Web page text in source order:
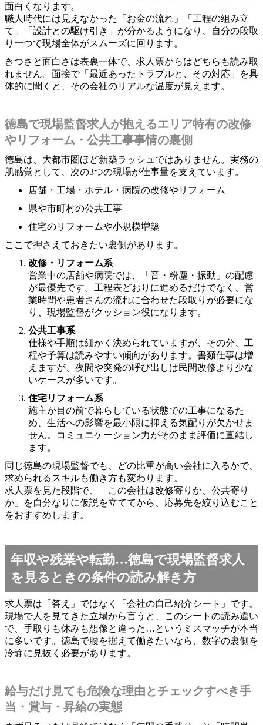
面白くなります。
職人時代には見えなかった「お金の流れ」「工程の組み立
て」「設計との駆け引き」が分かるようになり、自分の段取
り一つで現場全体がスムーズに回ります。
きつさと面白さは表裏一体で、求人票からはどちらも読み取
れません。面接で「最近あったトラブルと、その対応」を具
体的に聞くと、その会社のリアルな温度が見えます。
徳島で現場監督求人が抱えるエリア特有の改修
やリフォーム・公共工事事情の裏側
徳島は、大都市圏ほど新築ラッシュではありません。実務の
肌感覚として、次の3つの現場が仕事量を支えています。
店舗・工場・ホテル・病院の改修やリフォーム
県や市町村の公共工事
住宅のリフォームや小規模増築
ここで押さえておきたい裏側があります。
改修・リフォーム系
営業中の店舗や病院では、「音・粉塵・振動」の配慮
が最優先です。工程表どおりに進めるだけでなく、営
業時間や患者さんの流れに合わせた段取りが必要にな
り、現場監督がクッション役になります。
公共工事系
仕様や手順は細かく決められていますが、その分、工
程や予算は読みやすい傾向があります。書類仕事は増
えますが、夜間や突発の呼び出しは民間改修より少な
いケースが多いです。
住宅リフォーム系
施主が目の前で暮らしている状態での工事になるた
め、生活への影響を最小限に抑える気配りが欠かせま
せん。コミュニケーション力がそのまま評価に直結し
ます。
同じ徳島の現場監督でも、どの比重が高い会社に入るかで、
求められるスキルも働き方も変わります。
求人票を見た段階で、「この会社は改修寄りか、公共寄り
か」を自分なりに仮説を立ててから、応募先を絞り込むこと
をおすすめします。
年収や残業や転勤…徳島で現場監督求人
を見るときの条件の読み解き方
求人票は「答え」ではなく「会社の自己紹介シート」です。
現場で人を見てきた立場から言うと、このシートの読み違い
で、手取りも休みも想像と違った…というミスマッチが本当
に多いです。徳島で腰を据えて働きたいなら、数字の裏側を
冷静に見抜く必要があります。
給与だけ見ても危険な理由とチェックすべき手
当・賞与・昇給の実態